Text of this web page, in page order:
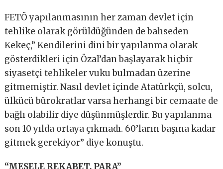
FETÖ yapılanmasının her zaman devlet için
tehlike olarak görüldüğünden de bahseden
Kekeç,” Kendilerini dini bir yapılanma olarak
gösterdikleri için Özal’dan başlayarak hiçbir
siyasetçi tehlikeler vuku bulmadan üzerine
gitmemiştir. Nasıl devlet içinde Atatürkçü, solcu,
ülkücü bürokratlar varsa herhangi bir cemaate de
bağlı olabilir diye düşünmüşlerdir. Bu yapılanma
son 10 yılda ortaya çıkmadı. 60’ların başına kadar
gitmek gerekiyor” diye konuştu.
“MESELE REKABET, PARA”